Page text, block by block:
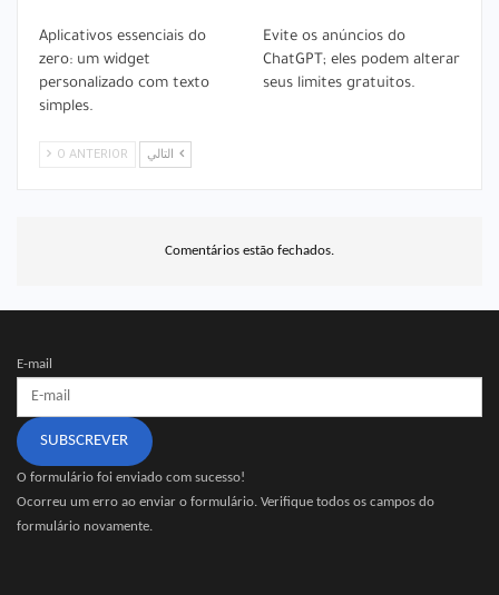
Aplicativos essenciais do
zero: um widget
personalizado com texto
simples.
Evite os anúncios do
ChatGPT; eles podem alterar
seus limites gratuitos.
O ANTERIOR
Comentários estão fechados.
E-mail
SUBSCREVER
O formulário foi enviado com sucesso!
Ocorreu um erro ao enviar o formulário. Verifique todos os campos do
formulário novamente.